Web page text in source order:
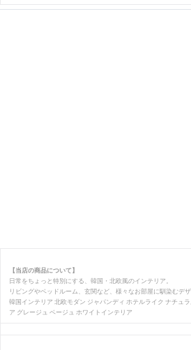
【当店の商品について】
日常をちょっと特別にする、韓国・北欧風のインテリア。
リビングやベッドルーム、玄関など、様々なお部屋に馴染むデザ
韓国インテリア 北欧モダン ジャパンディ ホテルライク ナチュ
ア グレージュ ベージュ ホワイトインテリア